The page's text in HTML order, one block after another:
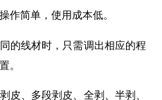
作简单，使用成本低。
的线材时，只需调出相应的程
。
皮、多段剥皮、全剥、半剥、